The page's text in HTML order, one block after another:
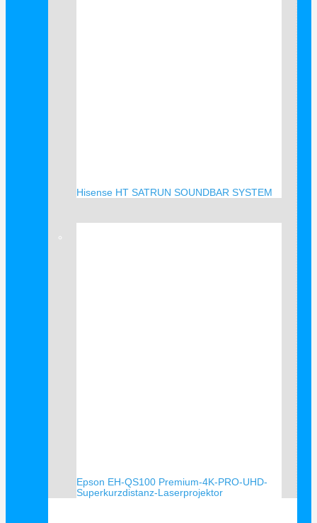
Hisense HT SATRUN SOUNDBAR SYSTEM
Epson EH-QS100 Premium-4K-PRO-UHD-
Superkurzdistanz-Laserprojektor